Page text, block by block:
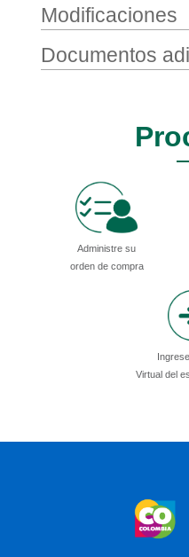
Modificaciones
Documentos
Administre su
orden de compra
Virtual del
MinHacienda